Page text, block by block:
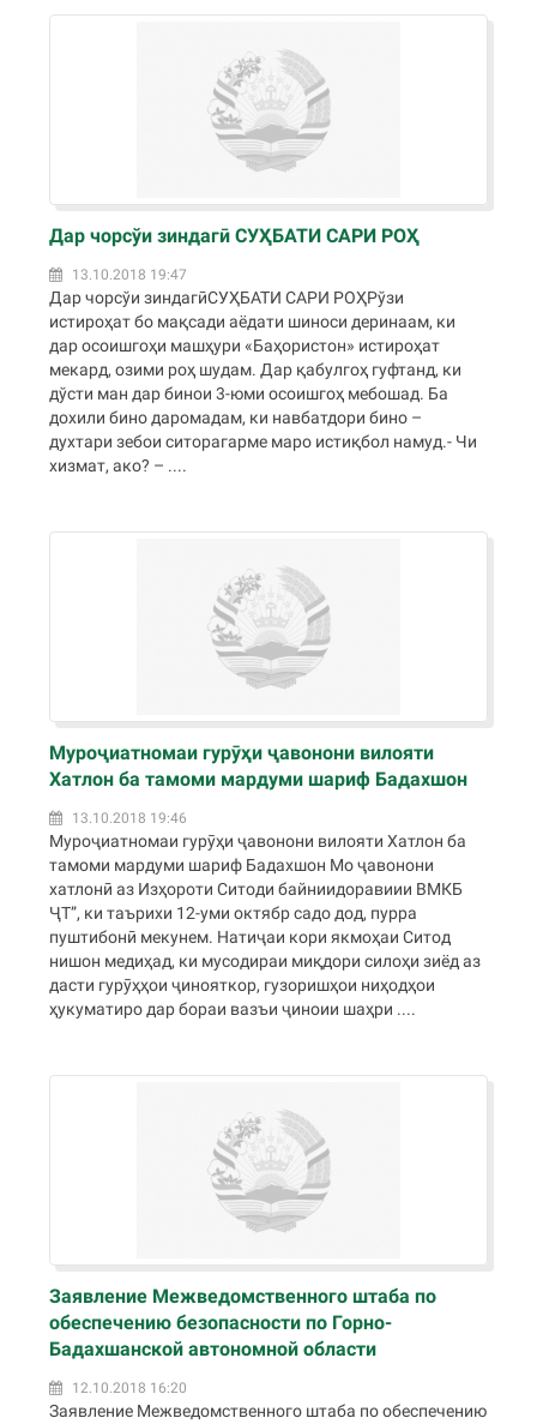
Дар чорсўи зиндагӣ СУҲБАТИ САРИ РОҲ
13.10.2018 19:47
Дар чорсўи зиндагӣСУҲБАТИ САРИ РОҲРўзи
истироҳат бо мақсади аёдати шиноси деринаам, ки
дар осоишгоҳи машҳури «Баҳористон» истироҳат
мекард, озими роҳ шудам. Дар қабулгоҳ гуфтанд, ки
дўсти ман дар бинои 3-юми осоишгоҳ мебошад. Ба
дохили бино даромадам, ки навбатдори бино –
духтари зебои ситорагарме маро истиқбол намуд.- Чи
хизмат, ако? – ....
Муроҷиатномаи гурӯҳи ҷавонони вилояти
Хатлон ба тамоми мардуми шариф Бадахшон
13.10.2018 19:46
Муроҷиатномаи гурӯҳи ҷавонони вилояти Хатлон ба
тамоми мардуми шариф Бадахшон Мо ҷавонони
хатлонӣ аз Изҳороти Ситоди байниидоравиии ВМКБ
ҶТ”, ки таърихи 12-уми октябр садо дод, пурра
пуштибонӣ мекунем. Натиҷаи кори якмоҳаи Ситод
нишон медиҳад, ки мусодираи миқдори силоҳи зиёд аз
дасти гурӯҳҳои ҷинояткор, гузоришҳои ниҳодҳои
ҳукуматиро дар бораи вазъи ҷиноии шаҳри ....
Заявление Межведомственного штаба по
обеспечению безопасности по Горно-
Бадахшанской автономной области
12.10.2018 16:20
Заявление Межведомственного штаба по обеспечению